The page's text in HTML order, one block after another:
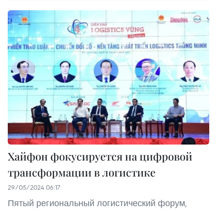
Хайфон фокусируется на цифровой
трансформации в логистике
29/05/2024 06:17
Пятый региональный логистический форум,